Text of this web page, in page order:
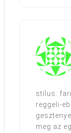
stílus:
reggeli-
meg az